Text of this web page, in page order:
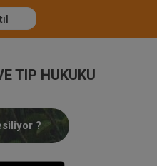
TIP HUKUKU
?